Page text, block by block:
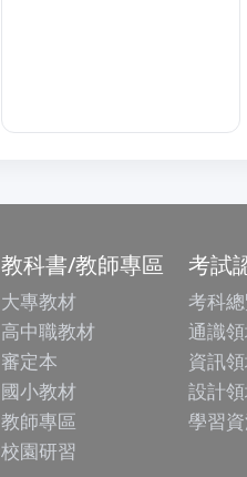
教科書/教師專區
大專教材
高中職教材
審定本
國小教材
教師專區
校園研習
考試
考科
通識
資訊
設計
學習